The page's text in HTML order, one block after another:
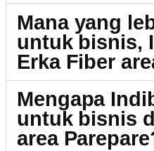
Mana yang
untuk bisnis,
Erka Fiber
Mengapa
untuk bisnis
area